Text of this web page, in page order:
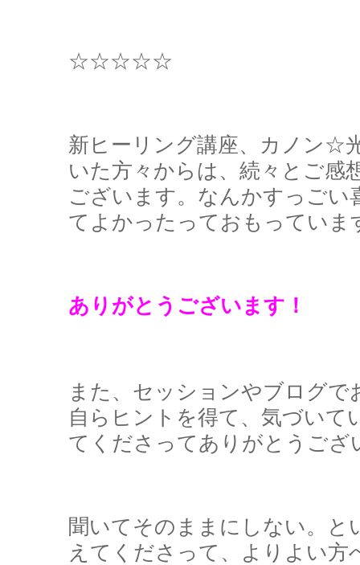
☆☆☆☆☆
新ヒーリング講座、カノン☆
いた方々からは、続々とご感
ございます。なんかすっごい
てよかったっておもっていま
ありがとうございます！
また、セッションやブログ
自らヒントを得て、気づいて
てくださってありがとうござ
聞いてそのままにしない。と
えてくださって、よりよい